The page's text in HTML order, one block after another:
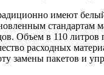
имеют
стандартам
Объем в 110 литров
расходных
замены пакетов и